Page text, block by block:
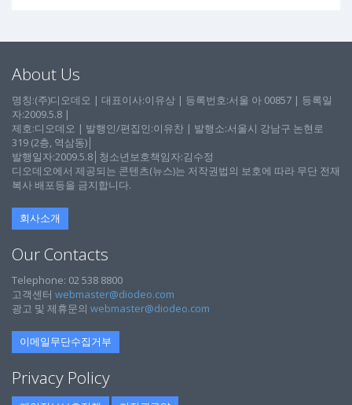
About Us
명칭:(주)디오데오 | 대표이사:이유상 | 등록번호:서울 아 00857 | 등록일
자:2009.5.8 |
제호:디오데오 | 발행인/편집인:이유찬 | 발행소:서울시 강남구 논현로
319 (2층, 역삼동)│
발행일자:2009.5.8│청소년보호책임자:김수정
디오데오에서 제공되는 콘텐츠(뉴스)는 저작권법의 보호에 따라 무단 전재
복사 배포등을 금지합니다.
회사소개
Our Contacts
Telephone: 02 538 8800
고객센터 webmaster@diodeo.com
광고 및 제휴문의 webmaster@diodeo.com
이메일무단수집거부
Privacy Policy